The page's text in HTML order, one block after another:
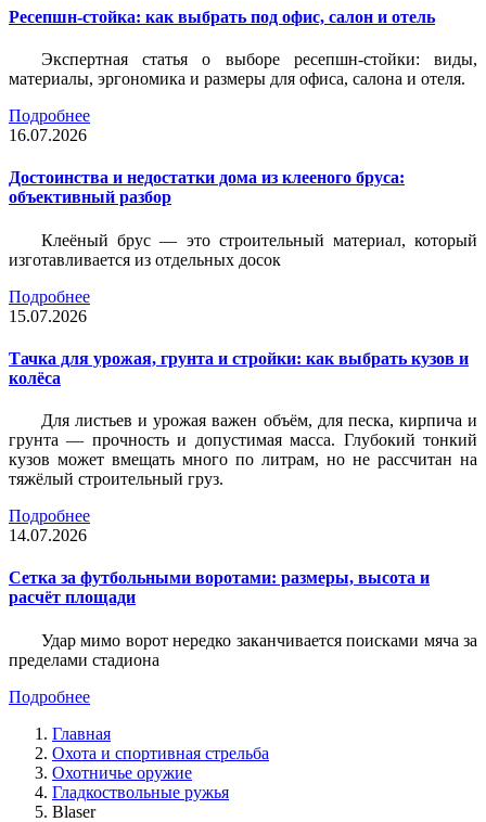
Ресепшн-стойка: как выбрать под офис, салон и отель
Экспертная статья о выборе ресепшн-стойки: виды,
материалы, эргономика и размеры для офиса, салона и отеля.
Подробнее
16.07.2026
Достоинства и недостатки дома из клееного бруса:
объективный разбор
Клеёный брус — это строительный материал, который
изготавливается из отдельных досок
Подробнее
15.07.2026
Тачка для урожая, грунта и стройки: как выбрать кузов и
колёса
Для листьев и урожая важен объём, для песка, кирпича и
грунта — прочность и допустимая масса. Глубокий тонкий
кузов может вмещать много по литрам, но не рассчитан на
тяжёлый строительный груз.
Подробнее
14.07.2026
Сетка за футбольными воротами: размеры, высота и
расчёт площади
Удар мимо ворот нередко заканчивается поисками мяча за
пределами стадиона
Подробнее
Главная
Охота и спортивная стрельба
Охотничье оружие
Гладкоствольные ружья
Blaser